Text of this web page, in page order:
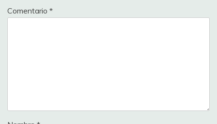
Comentario *